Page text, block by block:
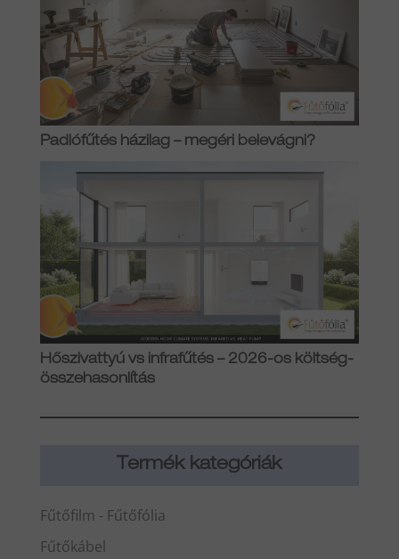
Padlófűtés házilag – megéri belevágni?
Hőszivattyú vs infrafűtés – 2026-os költség-
összehasonlítás
Termék kategóriák
Fűtőfilm - Fűtőfólia
Fűtőkábel